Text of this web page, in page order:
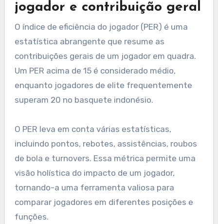
jogador e contribuição geral
O índice de eficiência do jogador (PER) é uma
estatística abrangente que resume as
contribuições gerais de um jogador em quadra.
Um PER acima de 15 é considerado médio,
enquanto jogadores de elite frequentemente
superam 20 no basquete indonésio.
O PER leva em conta várias estatísticas,
incluindo pontos, rebotes, assistências, roubos
de bola e turnovers. Essa métrica permite uma
visão holística do impacto de um jogador,
tornando-a uma ferramenta valiosa para
comparar jogadores em diferentes posições e
funções.